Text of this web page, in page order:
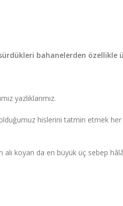
bahanelerden
yazlıklarımız.
hislerini tatmin etmek
koyan da en büyük üç sebep